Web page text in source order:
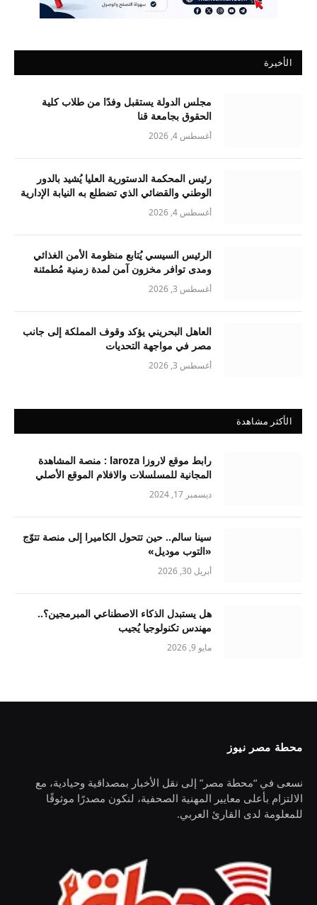
الأخيرة
مجلس الدولة يستقبل وفدًا من طلاب كلية
الحقوق بجامعة قنا
أغسطس 4, 2026
رئيس المحكمة الدستورية العليا يُشيد بالدور
الوطني والقضائي الذي تضطلع به النيابة الإدارية
أغسطس 4, 2026
الرئيس السيسي يُتابع منظومة الأمن الغذائي
ومدى توافر مخزون آمن لمدة زمنية مُطمئنة
أغسطس 3, 2026
العاهل البحريني يؤكد وقوف المملكة إلى جانب
مصر في مواجهة التحديات
أغسطس 3, 2026
الأكثر مشاهدة
رابط موقع لاروزا laroza : منصة المشاهدة
المجانية للمسلسلات والافلام الموقع الأصلي
ديسمبر 17, 2024
سينا سالم.. حين تتحول الكاميرا إلى منصة تتوّج
«التوب موديل»
أبريل 30, 2026
هل يستبدل الذكاء الاصطناعي المبرمجين؟..
مهندس تكنولوجيا يُجيب
مايو 9, 2026
محطة مصر نيوز
نسعى في “محطة مصر” إلى نقل الأخبار بمصداقية وحيادية، مع
الالتزام بأعلى معايير المهنية الصحفية، لنكون مصدرًا موثوقًا
للمعلومة لدى القارئ العربي.